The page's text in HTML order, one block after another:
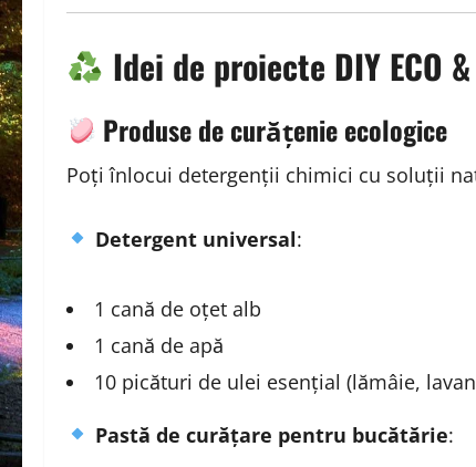
Idei de proiecte DIY ECO
Produse de curățenie ecologice
Poți înlocui detergenții chimici cu soluții
Detergent universal:
1 cană de oțet alb
1 cană de apă
10 picături de ulei esențial (lămâie,
Pastă de curățare pentru bucătărie: